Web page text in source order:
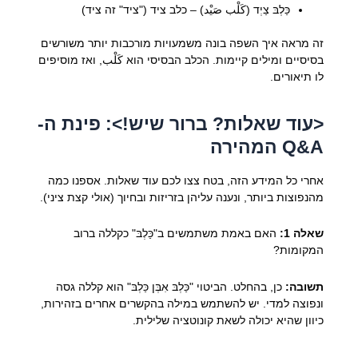
כַּלְבּ צַיְד (كَلْب صَيْد) – כלב ציד ("ציד" זה ציד)
זה מראה איך השפה בונה משמעויות מורכבות יותר משורשים
בסיסיים ומילים קיימות. הכלב הבסיסי הוא كَلْب, ואז מוסיפים
לו תיאורים.
<עוד שאלות? ברור שיש!>: פינת ה-
Q&A המהירה
אחרי כל המידע הזה, בטח צצו לכם עוד שאלות. אספנו כמה
מהנפוצות ביותר, ונענה עליהן בזריזות ובחיוך (אולי קצת ציני).
שאלה 1:
האם באמת משתמשים ב"כַּלְבּ" כקללה ברוב
המקומות?
תשובה: כן, בהחלט. הביטוי "כַּלְבּ אִבְּן כַּלְבּ" הוא קללה גסה
ונפוצה למדי. יש להשתמש במילה בהקשרים אחרים בזהירות,
כיוון שהיא יכולה לשאת קונוטציה שלילית.